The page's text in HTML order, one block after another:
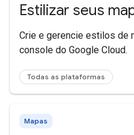
Estilizar seus
Crie e gerencie estilos de
console do Google Cloud.
Todas as plataformas
Mapas